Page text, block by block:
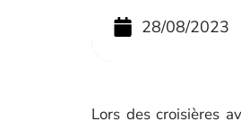
28/08/2023
Lors des croisières